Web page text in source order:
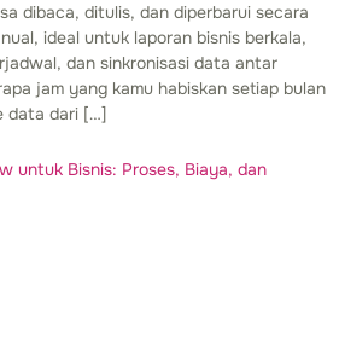
dibaca, ditulis, dan diperbarui secara
ideal untuk laporan bisnis berkala,
dan sinkronisasi data antar
jam yang kamu habiskan setiap bulan
data dari […]
untuk Bisnis: Proses, Biaya, dan